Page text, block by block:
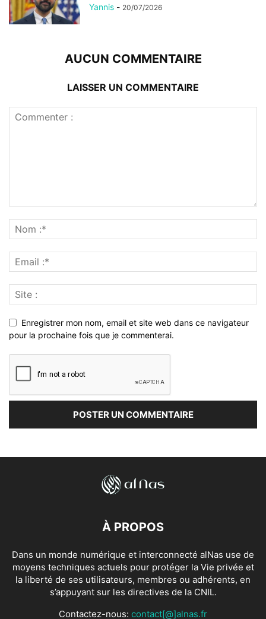
Yannis - 20/07/2026
AUCUN COMMENTAIRE
LAISSER UN COMMENTAIRE
Enregistrer mon nom, email et site web dans ce navigateur
pour la prochaine fois que je commenterai.
À PROPOS
Dans un monde numérique et interconnecté alNas use de
moyens techniques actuels pour protéger la Vie privée et
la liberté de ses utilisateurs, membres ou adhérents, en
s’appuyant sur les directives de la CNIL.
Contactez-nous: contact[@]alnas.fr